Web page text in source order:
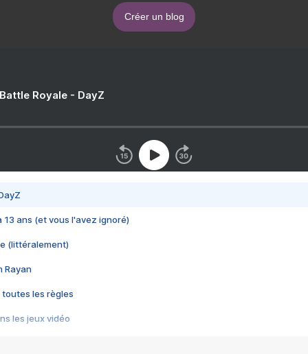
Créer un blog
Royale - DayZ
13 ans (et vous l'avez ignoré)
(littéralement)
Rayan
toutes les règles
les jeux vidéo